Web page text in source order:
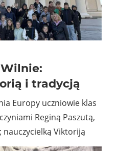
i tradycją
Europy uczniowie klas
Reginą Paszutą,
nauczycielką Viktoriją